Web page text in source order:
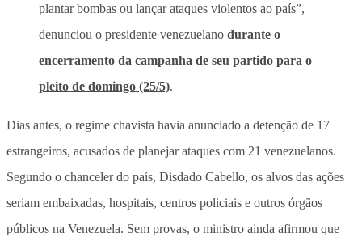
plantar bombas ou lançar ataques violentos ao país”,
denunciou o presidente venezuelano durante o
encerramento da campanha de seu partido para o
pleito de domingo (25/5).
Dias antes, o regime chavista havia anunciado a detenção de 17
estrangeiros, acusados de planejar ataques com 21 venezuelanos.
Segundo o chanceler do país, Disdado Cabello, os alvos das ações
seriam embaixadas, hospitais, centros policiais e outros órgãos
públicos na Venezuela. Sem provas, o ministro ainda afirmou que